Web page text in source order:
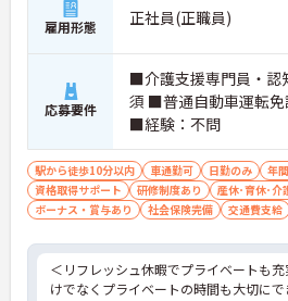
活用し、ご自身の生活を大切にしながら
ことができます。
・実務未経験の方も安心できるよう、
当者によるOJT研修や、段階に応じたオ
階層別研修が用意されています。40年
持つ大手法人のノウハウを吸収しなが
門職としてのキャリアを広げていくこと
す。
・独自の福利厚生制度「ツクイPLUS」
婚・出生・入学時の給付金（5,000円～
年1回7,000円の宿泊費補助、最大1万円
ェック補助など、従業員の生活を豊か
トが充実しています。また、扶養手当
円、満18歳未満の子5千円）やプラン数
当が支給されるほか、退職金制度（勤続
雇用形態 正社員(正職員)
応募要件
■介護支援専門員・
須 ■普通自動車運転
■経験：不問
駅から徒歩10分以内 車通勤可 日勤のみ
年
資格取得サポート
研修制度あり
産休･育休･介
ボーナス・賞与あり
社会保険完備 交通費支給
＜リフレッシュ休暇でプライベートも
けでなくプライベートの時間も大切にで